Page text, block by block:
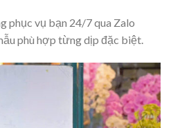
phục vụ bạn 24/7 qua Zalo
phù hợp từng dịp đặc biệt.